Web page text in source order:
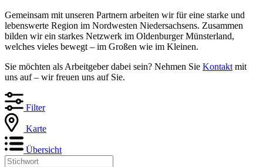
Gemeinsam mit unseren Partnern arbeiten wir für eine starke und
lebenswerte Region im Nordwesten Niedersachsens. Zusammen
bilden wir ein starkes Netzwerk im Oldenburger Münsterland,
welches vieles bewegt – im Großen wie im Kleinen.
Sie möchten als Arbeitgeber dabei sein? Nehmen Sie Kontakt mit
uns auf – wir freuen uns auf Sie.
Filter
Karte
Übersicht